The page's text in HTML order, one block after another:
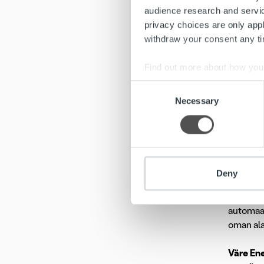
audience research and
privacy choices are only
withdraw your consent any
Find out more about how
We use cookies to
other information that
Necessary
Deny
– Väre
Ropo
oman
Väre